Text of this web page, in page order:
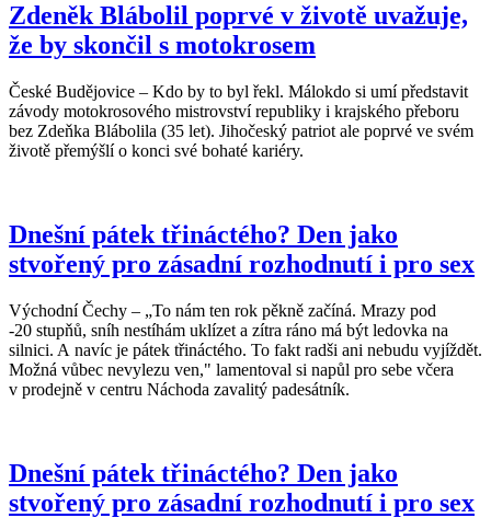
Zdeněk Blábolil poprvé v životě uvažuje,
že by skončil s motokrosem
České Budějovice – Kdo by to byl řekl. Málokdo si umí představit
závody motokrosového mistrovství republiky i krajského přeboru
bez Zdeňka Blábolila (35 let). Jihočeský patriot ale poprvé ve svém
životě přemýšlí o konci své bohaté kariéry.
Dnešní pátek třináctého? Den jako
stvořený pro zásadní rozhodnutí i pro sex
Východní Čechy – „To nám ten rok pěkně začíná. Mrazy pod
-20 stupňů, sníh nestíhám uklízet a zítra ráno má být ledovka na
silnici. A navíc je pátek třináctého. To fakt radši ani nebudu vyjíždět.
Možná vůbec nevylezu ven," lamentoval si napůl pro sebe včera
v prodejně v centru Náchoda zavalitý padesátník.
Dnešní pátek třináctého? Den jako
stvořený pro zásadní rozhodnutí i pro sex